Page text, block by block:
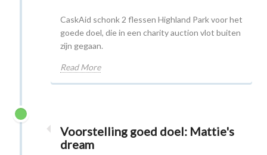
CaskAid schonk 2 flessen Highland Park voor het
goede doel, die in een charity auction vlot buiten
zijn gegaan.
Read More
Voorstelling goed doel: Mattie's
dream